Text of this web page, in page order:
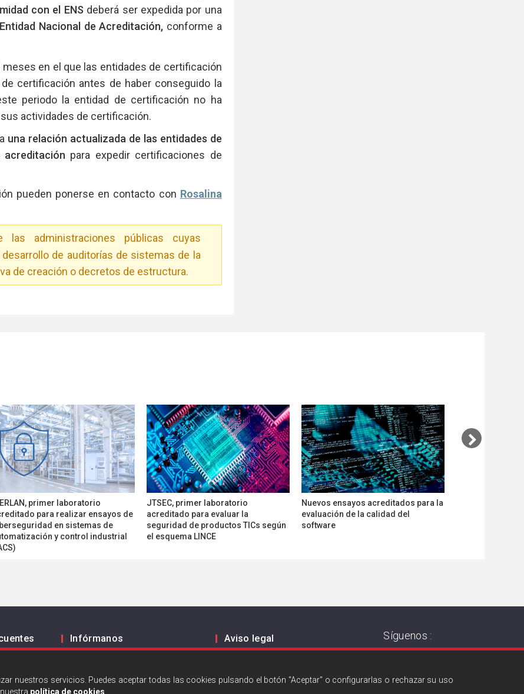
con el ENS deberá ser expedida por una
Nacional de Acreditación, conforme a
en el que las entidades de certificación
certificación antes de haber conseguido la
periodo la entidad de certificación no ha
actividades de certificación.
una relación actualizada de las entidades de
para expedir certificaciones de
pueden ponerse en contacto con Rosalina
administraciones públicas cuyas
de auditorías de sistemas de la
de creación o decretos de estructura.
primer laboratorio
para realizar ensayos de
en sistemas de
y control industrial
JTSEC, primer laboratorio
acreditado para evaluar la
seguridad de productos TICs según
el esquema LINCE
Nuevos ensayos acreditados para la
evaluación de la calidad del
software
Infórmanos
Aviso legal
Política de cookies
Síguenos :
nuestros servicios. Puedes aceptar todas las cookies pulsando el botón "Aceptar" o configurarlas o rechazar su uso
política de cookies